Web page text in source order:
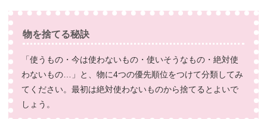
物を捨てる秘訣
「使うもの・今は使わないもの・使いそうなもの・絶対使
わないもの…」と、物に4つの優先順位をつけて分類してみ
てください。最初は絶対使わないものから捨てるとよいで
しょう。